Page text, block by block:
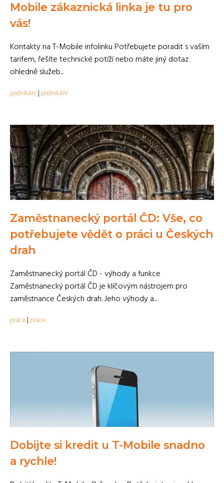
Mobile zákaznická linka je tu pro
vás!
Kontakty na T-Mobile infolinku Potřebujete poradit s vaším
tarifem, řešíte technické potíží nebo máte jiný dotaz
ohledně služeb...
podnikání| podnikání
Zaměstnanecký portál ČD: Vše, co
potřebujete vědět o práci u Českých
drah
Zaměstnanecký portál ČD - výhody a funkce
Zaměstnanecký portál ČD je klíčovým nástrojem pro
zaměstnance Českých drah. Jeho výhody a...
práce | práce
Dobijte si kredit u T-Mobile snadno
a rychle!